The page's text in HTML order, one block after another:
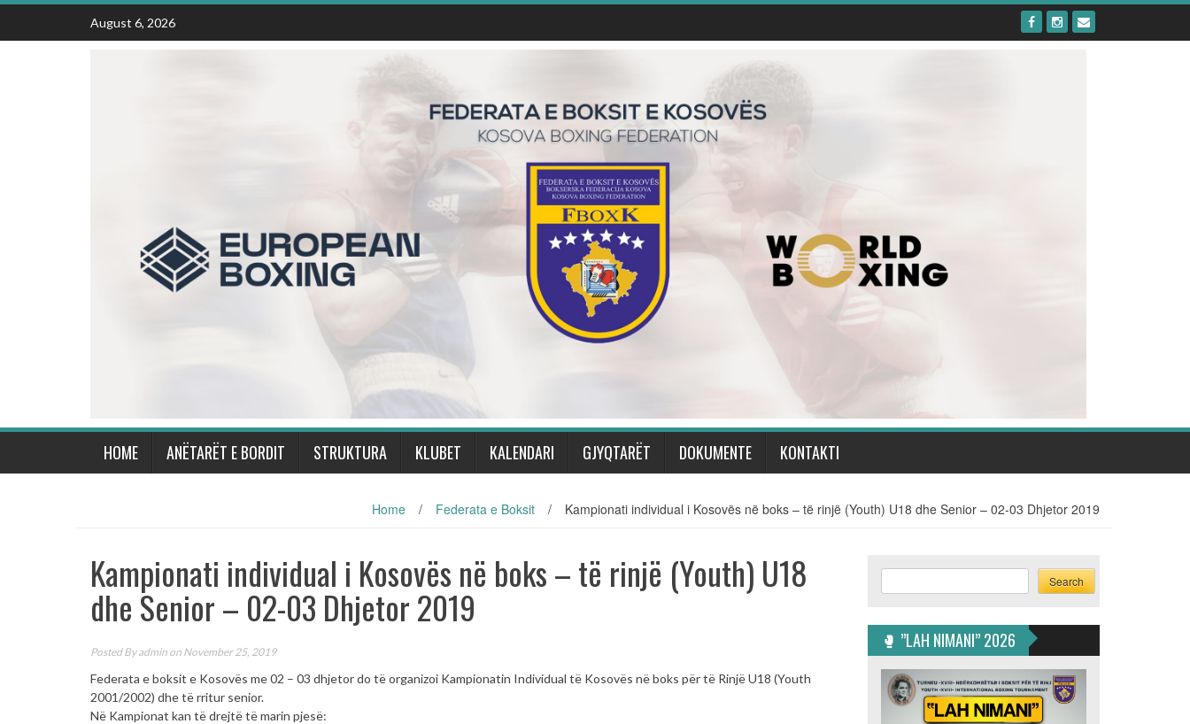
Skip
content
August 6, 2026
HOME ANËTARËT E BORDIT STRUKTURA KLUBET KALENDARI GJYQTARËT DOKUMENTE KONTAKTI
Home / Federata e Boksit / Kampionati individual i Kosovës në boks – të rinjë (Youth) U18 dhe Senior – 02-03 Dhjetor 2019
Kampionati individual i Kosovës në boks – të rinjë (Youth) U18
dhe Senior – 02-03 Dhjetor 2019
Posted Byadmin on November 25, 2019
Federata e boksit e Kosovës me 02 – 03 dhjetor do të organizoi Kampionatin Individual të Kosovës në boks për të Rinjë U18 (Youth
2001/2002) dhe të rritur senior.
Në Kampionat kan të drejtë të marin pjesë:
Search Search
🥊 ”LAH NIMANI” 2026